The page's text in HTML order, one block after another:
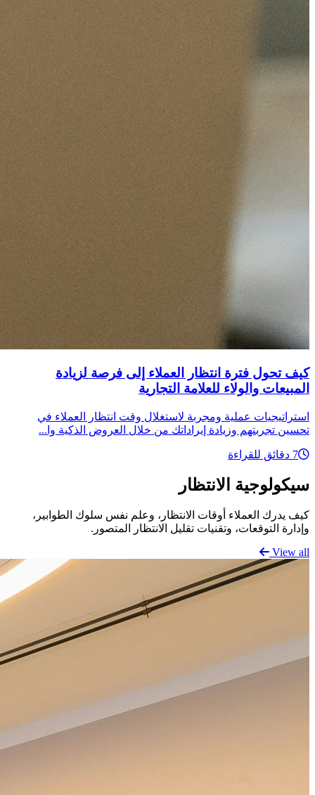
كيف تحول فترة انتظار العملاء إلى فرصة لزيادة
المبيعات والولاء للعلامة التجارية
استراتيجيات عملية ومجربة لاستغلال وقت انتظار العملاء في
تحسين تجربتهم وزيادة إيراداتك من خلال العروض الذكية وا...
7 دقائق للقراءة
سيكولوجية الانتظار
كيف يدرك العملاء أوقات الانتظار، وعلم نفس سلوك الطوابير،
وإدارة التوقعات، وتقنيات تقليل الانتظار المتصور.
View all